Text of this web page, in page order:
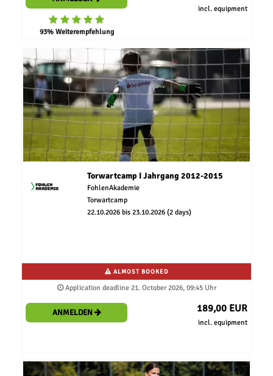
93% Weiterempfehlung
incl. equipment
Torwartcamp I Jahrgang 2012-2015
FohlenAkademie
Torwartcamp
22.10.2026 bis 23.10.2026 (2 days)
ALMOST BOOKED
Application deadline 21. October 2026, 09:45 Uhr
ANMELDEN 189,00 EUR
incl. equipment